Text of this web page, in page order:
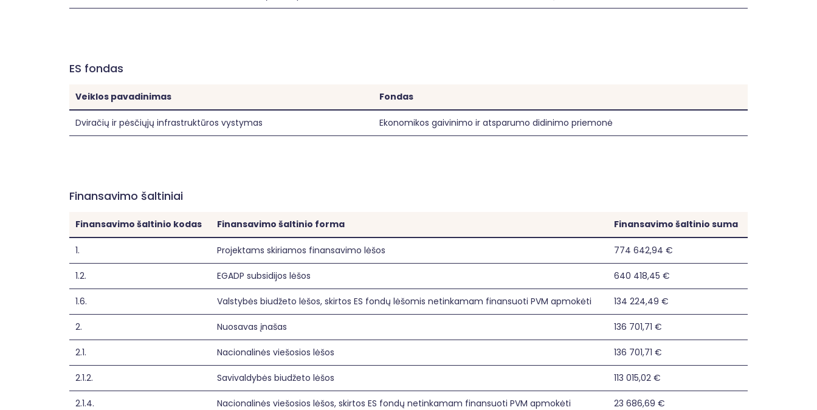
ES fondas
Veiklos pavadinimas Fondas
Dviračių ir pėsčiųjų infrastruktūros vystymas Ekonomikos gaivinimo ir atsparumo didinimo priemonė
Finansavimo šaltiniai
Finansavimo šaltinio kodas Finansavimo šaltinio forma Finansavimo šaltinio suma
1. Projektams skiriamos finansavimo lėšos 774 642,94 €
1.2. EGADP subsidijos lėšos 640 418,45 €
1.6. Valstybės biudžeto lėšos, skirtos ES fondų lėšomis netinkamam finansuoti PVM apmokėti 134 224,49 €
2. Nuosavas įnašas 136 701,71 €
2.1. Nacionalinės viešosios lėšos 136 701,71 €
2.1.2. Savivaldybės biudžeto lėšos 113 015,02 €
2.1.4. Nacionalinės viešosios lėšos, skirtos ES fondų netinkamam finansuoti PVM apmokėti 23 686,69 €